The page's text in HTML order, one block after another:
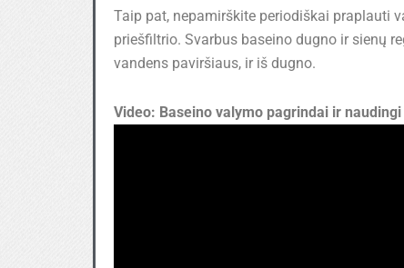
Taip pat, nepamirškite periodiškai praplauti
priešfiltrio. Svarbus baseino dugno ir sienų
vandens paviršiaus, ir iš dugno.
Video: Baseino valymo pagrindai ir